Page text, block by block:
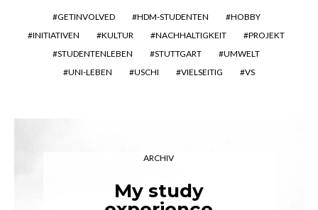
GETINVOLVED HDM-STUDENTEN
HOBBY
INITIATIVEN
KULTUR NACHHALTIGKEIT
PROJEKT
STUDENTENLEBEN
STUTTGART
UMWELT
UNI-LEBEN
USCHI VIELSEITIG VS
ARCHIV
My study